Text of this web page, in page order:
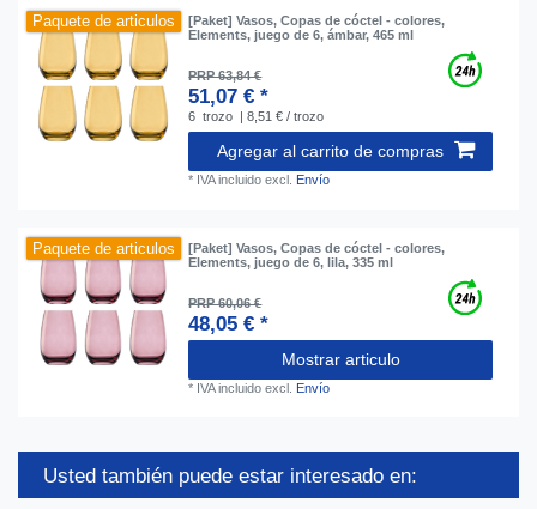
Paquete de articulos
[Paket] Vasos, Copas de cóctel - colores,
Elements, juego de 6, ámbar, 465 ml
PRP 63,84 €
51,07 € *
6 trozo | 8,51 € / trozo
Agregar al carrito de compras
* IVA incluido excl. Envío
Paquete de articulos
[Paket] Vasos, Copas de cóctel - colores,
Elements, juego de 6, lila, 335 ml
PRP 60,06 €
48,05 € *
Mostrar articulo
* IVA incluido excl. Envío
Usted también puede estar interesado en: